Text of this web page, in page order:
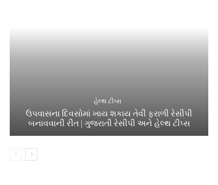
હેલ્થ ટીપ્સ
ઉપવાસના દિવસોમાં ખાય શકાય તેવી ફરાળી રેસીપી
બનાવવાની રીત | ગુજરાતી રેસીપી અને હેલ્થ ટીપ્સ